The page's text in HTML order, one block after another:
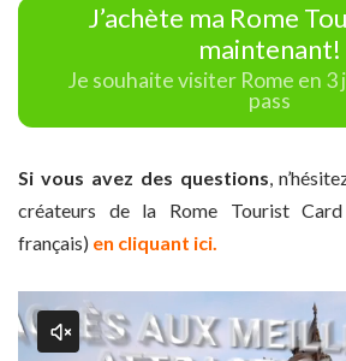
J’achète ma Rome
maintenant!
Je souhaite visiter Rome en 3
pass
Si vous avez des questions ,
créateurs de la Rome Tourist
français) en cliquant ici.